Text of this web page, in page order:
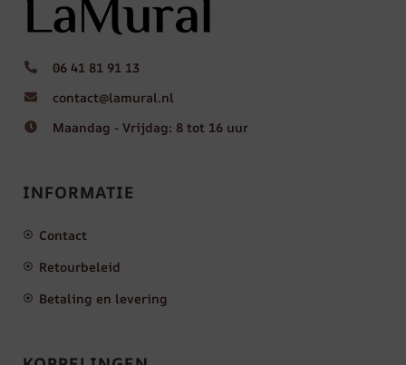
06 41 81 91 13
contact@lamural.nl
Maandag - Vrijdag: 8 tot 16 uur
INFORMATIE
Contact
Retourbeleid
Betaling en levering